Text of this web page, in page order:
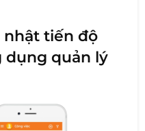
nhật tiến độ
dụng quản lý